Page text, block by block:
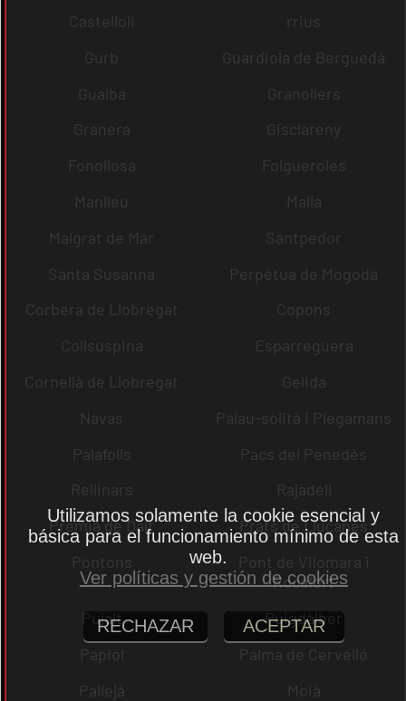
Castellolí
rrius
Gurb
Guardiola de Berguedà
Gualba
Granollers
Granera
Gisclareny
Fonollosa
Folgueroles
Manlleu
Malla
Malgrat de Mar
Santpedor
Santa Susanna
Perpètua de Mogoda
Corbera de Llobregat
Copons
Collsuspina
Esparreguera
Cornellà de Llobregat
Gelida
Navas
Palau-solità i Plegamans
Palafolls
Pacs del Penedès
Rellinars
Rajadell
Premià de Dalt
Prats de Lluçanès
Pontons
Pont de Vilomara i
Rocafort
Pujalt
Puigdàlber
Papiol
Palma de Cervelló
Pallejà
Moià
Utilizamos solamente la cookie esencial y
básica para el funcionamiento mínimo de esta
web.
Ver políticas y gestión de cookies
RECHAZAR ACEPTAR